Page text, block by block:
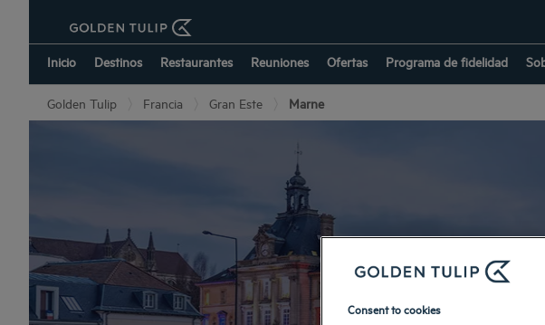
Inicio Destinos Restaurantes Reuniones Ofertas Programa de fidelidad
Golden Tulip Francia Gran Este Marne
Consent to cookies